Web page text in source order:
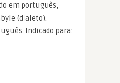
em português,
(dialeto).
Indicado para: